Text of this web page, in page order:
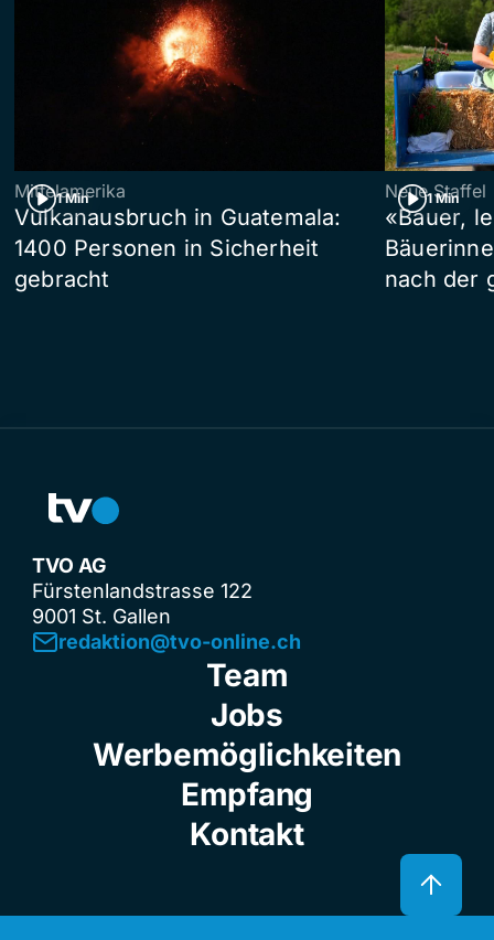
1 Min
Mittelamerika
Vulkanausbruch in Guatemala:
1400 Personen in Sicherheit
gebracht
1 Min
Neue Staffel
«Bauer,
nach der
TVO AG
Fürstenlandstrasse 122
9001 St. Gallen
redaktion@tvo-online.ch
Team
Jobs
Werbemöglichkeiten
Empfang
Kontakt